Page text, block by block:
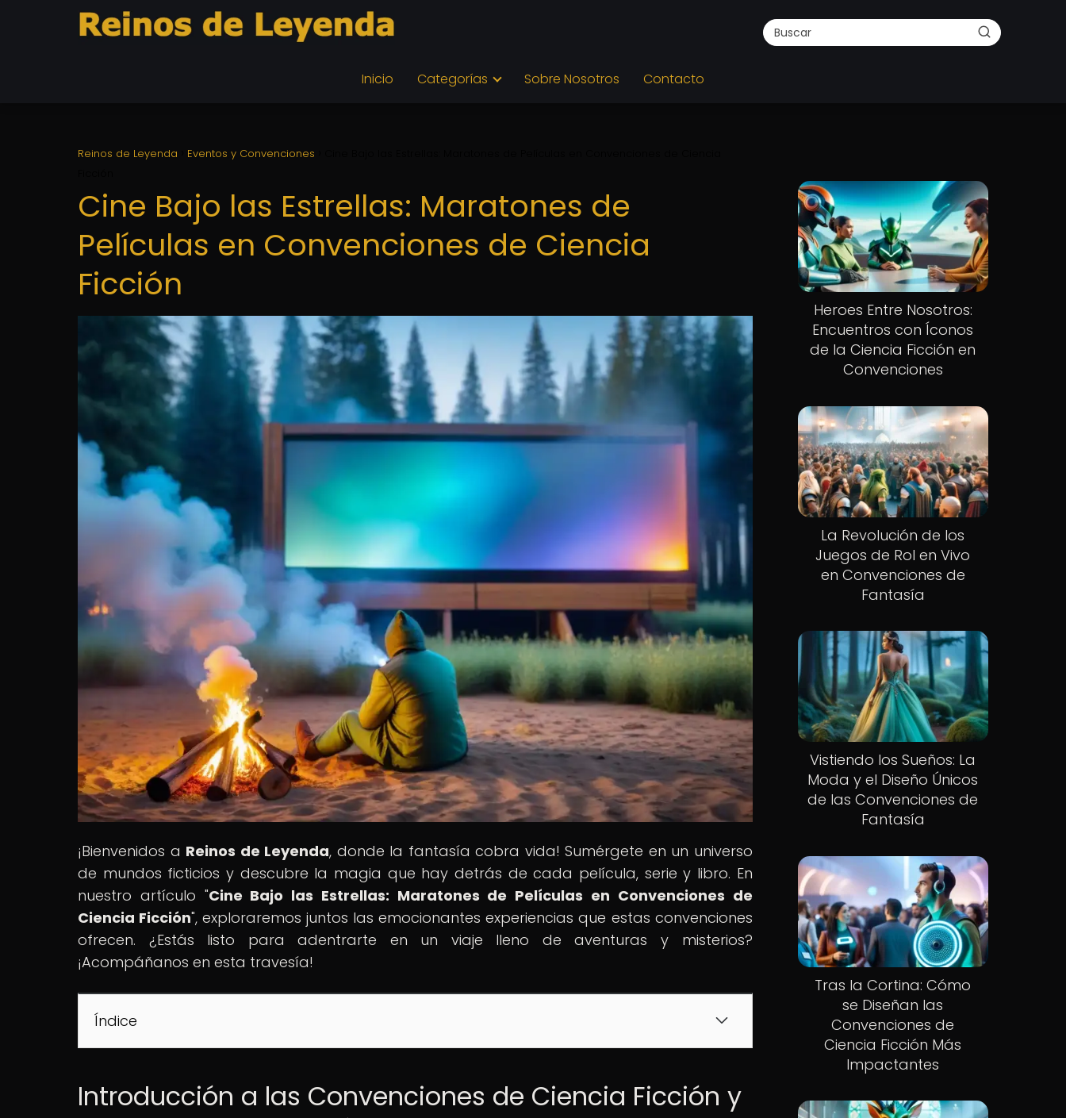
Inicio Categorías Sobre Nosotros Contacto
Reinos de Leyenda Eventos y Convenciones
Cine Bajo las Estrellas: Maratones de
Películas en Convenciones de Ciencia
Ficción
¡Bienvenidos a Reinos de Leyenda, donde la fantasía cobra vida! Sumérgete en un universo
de mundos ficticios y descubre la magia que hay detrás de cada película, serie y libro. En
nuestro artículo "Cine Bajo las Estrellas: Maratones de Películas en Convenciones de
Ciencia Ficción", exploraremos juntos las emocionantes experiencias que estas convenciones
ofrecen. ¿Estás listo para adentrarte en un viaje lleno de aventuras y misterios?
¡Acompáñanos en esta travesía!
Índice
Introducción a las Convenciones de Ciencia Ficción y
Heroes Entre Nosotros:
Encuentros con Íconos
de la Ciencia Ficción en
Convenciones
La Revolución de los
Juegos de Rol en Vivo
en Convenciones de
Fantasía
Vistiendo los Sueños: La
Moda y el Diseño Únicos
de las Convenciones de
Fantasía
Tras la Cortina: Cómo
se Diseñan las
Convenciones de
Ciencia Ficción Más
Impactantes